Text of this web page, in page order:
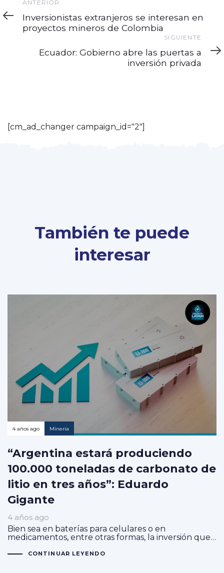
Anterior
ANTERIOR
Inversionistas extranjeros se interesan en
proyectos mineros de Colombia
SIGUIENTE
Ecuador: Gobierno abre las puertas a
inversión privada
[cm_ad_changer campaign_id="2"]
También te puede
interesar
4 años ago Minería
“Argentina estará produciendo
100.000 toneladas de carbonato de
litio en tres años”: Eduardo
Gigante
4 años ago
Bien sea en baterías para celulares o en
medicamentos, entre otras formas, la inversión que…
CONTINUAR LEYENDO